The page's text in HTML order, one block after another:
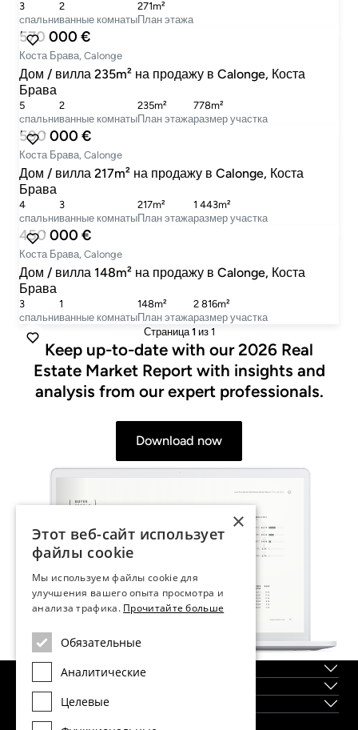
cпальни
3
ванные комнаты
2
План этажа
271m²
570 000 €
Коста Брава, Calonge
Дом / вилла 235m² на продажу в Calonge, Коста
Брава
cпальни
5
ванные комнаты
2
План этажа
235m²
размер участка
778m²
590 000 €
Коста Брава, Calonge
Дом / вилла 217m² на продажу в Calonge, Коста
Брава
cпальни
4
ванные комнаты
3
План этажа
217m²
размер участка
1 443m²
450 000 €
Коста Брава, Calonge
Дом / вилла 148m² на продажу в Calonge, Коста
Брава
cпальни
3
ванные комнаты
1
План этажа
148m²
размер участка
2 816m²
Страница1 из 1
Keep up-to-date with our 2026 Real
Estate Market Report with insights and
analysis from our expert professionals.
Download now
Регионы
Новостройки
×
Этот веб-сайт использует
файлы cookie
Мы используем файлы cookie для
улучшения вашего опыта просмотра и
анализа трафика. Прочитайте больше
Обязательные
Аналитические
Целевые